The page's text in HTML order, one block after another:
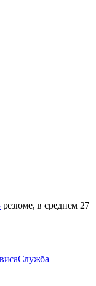
резюме, в среднем 27
Служба